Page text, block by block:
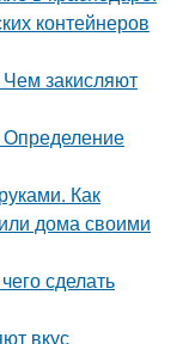
контейнеров
Чем закисляют
Как
дома своими
сделать
вкус